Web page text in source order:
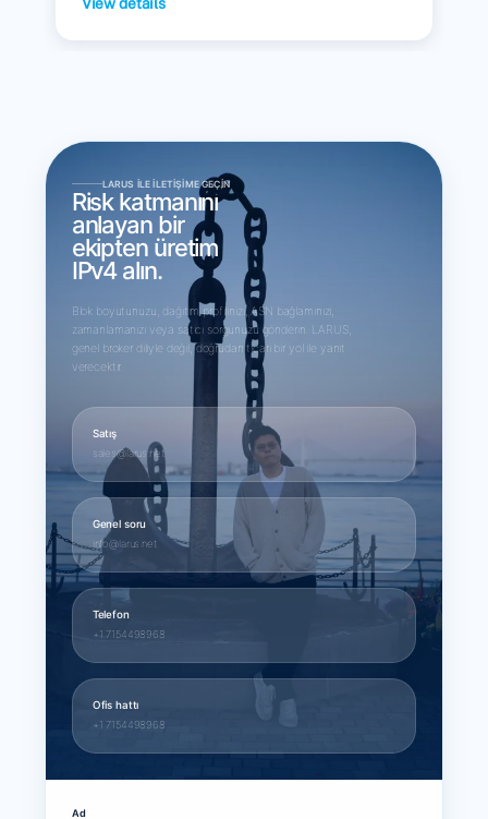
LARUS ILE İLETIŞIME GEÇIN
Risk katmanını
anlayan bir
ekipten üretim
IPv4 alın.
Blok boyutunuzu, dağıtım profilinizi, ASN bağlamınızı,
zamanlamanızı veya satıcı sorgunuzu gönderin. LARUS,
genel broker diliyle değil, doğrudan ticari bir yol ile yanıt
verecektir.
Satış
sales@larus.net
Genel soru
info@larus.net
Telefon
+1 7154498968
Ofis hattı
+1 7154498968
Ad